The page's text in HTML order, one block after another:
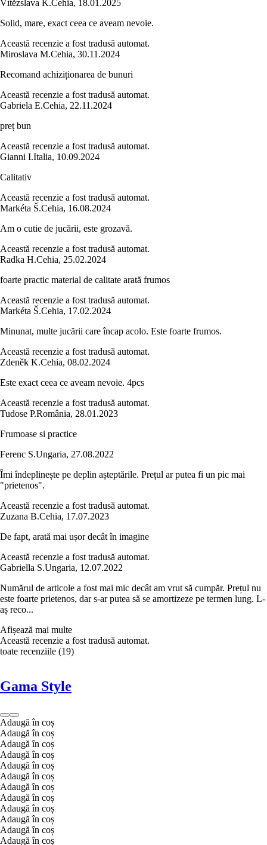
Vítězslava K.Cehia, 18.01.2025
Solid, mare, exact ceea ce aveam nevoie.
Această recenzie a fost tradusă automat.
Miroslava M.Cehia, 30.11.2024
Recomand achiziționarea de bunuri
Această recenzie a fost tradusă automat.
Gabriela E.Cehia, 22.11.2024
preț bun
Această recenzie a fost tradusă automat.
Gianni I.Italia, 10.09.2024
Calitativ
Această recenzie a fost tradusă automat.
Markéta Š.Cehia, 16.08.2024
Am o cutie de jucării, este grozavă.
Această recenzie a fost tradusă automat.
Radka H.Cehia, 25.02.2024
foarte practic material de calitate arată frumos
Această recenzie a fost tradusă automat.
Markéta Š.Cehia, 17.02.2024
Minunat, multe jucării care încap acolo. Este foarte frumos.
Această recenzie a fost tradusă automat.
Zdeněk K.Cehia, 08.02.2024
Este exact ceea ce aveam nevoie. 4pcs
Această recenzie a fost tradusă automat.
Tudose P.România, 28.01.2023
Frumoase si practice
Ferenc S.Ungaria, 27.08.2022
Îmi îndeplinește pe deplin așteptările. Prețul ar putea fi un pic mai
"prietenos".
Această recenzie a fost tradusă automat.
Zuzana B.Cehia, 17.07.2023
De fapt, arată mai ușor decât în imagine
Această recenzie a fost tradusă automat.
Gabriella S.Ungaria, 12.07.2022
Numărul de articole a fost mai mic decât am vrut să cumpăr. Prețul nu
este foarte prietenos, dar s-ar putea să se amortizeze pe termen lung. L-
aș reco...
Afișează mai multe
Această recenzie a fost tradusă automat.
toate recenziile (19)
Gama Style
Adaugă în coș
Adaugă în coș
Adaugă în coș
Adaugă în coș
Adaugă în coș
Adaugă în coș
Adaugă în coș
Adaugă în coș
Adaugă în coș
Adaugă în coș
Adaugă în coș
Adaugă în coș